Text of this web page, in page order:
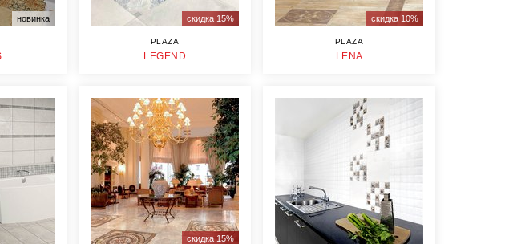
новинка скидка 15%
PLAZA
LEGEND
скидка 10%
PLAZA
LENA
скидка 15%